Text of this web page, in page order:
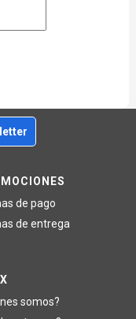
de pago
de entrega
somos?